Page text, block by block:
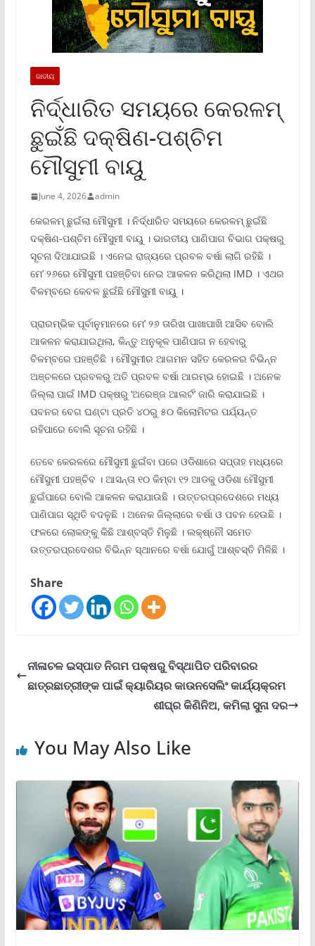
ଜାତୀୟ
ନିର୍ଦ୍ଧାରିତ ସମୟରେ କେରଳମ୍
ଛୁଇଁଛି ଦକ୍ଷିଣ-ପଶ୍ଚିମ
ମୌସୁମୀ ବାୟୁ
June 4, 2026 admin
କେରଳମ୍ ଛୁଇଁଲା ମୌସୁମୀ । ନିର୍ଦ୍ଧାରିତ ସମୟରେ କେରଳମ୍ ଛୁଇଁଛି
ଦକ୍ଷିଣ-ପଶ୍ଚିମ ମୌସୁମୀ ବାୟୁ । ଭାରତୀୟ ପାଣିପାଗ ବିଭାଗ ପକ୍ଷରୁ
ସୂଚନା ଦିଆଯାଇଛି । ଏନେଇ ରାଜ୍ୟରେ ପ୍ରବଳ ବର୍ଷା ଲାଗି ରହିଛି ।
ମେ’ ୨୬ରେ ମୌସୁମୀ ପହଞ୍ଚିବା ନେଇ ଆକଳନ କରିଥିଲା IMD । ଏଥର
ବିଳମ୍ବରେ କେବଳ ଛୁଇଁଛି ମୌସୁମୀ ବାୟୁ ।
ପ୍ରାରମ୍ଭିକ ପୂର୍ବାନୁମାନରେ ମେ’ ୨୬ ତାରିଖ ପାଖାପାଖି ଆସିବ ବୋଲି
ଆକଳନ କରାଯାଇଥିଲା, କିନ୍ତୁ ଅନୁକୂଳ ପାଣିପାଗ ନ ହେବାରୁ
ବିଳମ୍ବରେ ପହଞ୍ଚିଛି । ମୌସୁମୀର ଆଗମନ ସହିତ କେରଳର ବିଭିନ୍ନ
ଅଞ୍ଚଳରେ ପ୍ରବଳରୁ ଅତି ପ୍ରବଳ ବର୍ଷା ଆରମ୍ଭ ହୋଇଛି । ଅନେକ
ଜିଲ୍ଲା ପାଇଁ IMD ପକ୍ଷରୁ ‘ଅରେଞ୍ଜ ଆଲର୍ଟ’ ଜାରି କରାଯାଇଛି ।
ପବନର ବେଗ ଘଣ୍ଟା ପ୍ରତି ୪୦ରୁ ୫୦ କିଲୋମିଟର ପର୍ଯ୍ୟନ୍ତ
ରହିପାରେ ବୋଲି ସୂଚନା ରହିଛି ।
ତେବେ କେରଳରେ ମୌସୁମୀ ଛୁଇଁବା ପରେ ଓଡିଶାରେ ସପ୍ତାହ ମଧ୍ୟରେ
ମୌସୁମୀ ପହଞ୍ଚିବ । ଆସନ୍ତା ୧୦ କିମ୍ବା ୧୨ ଆଡକୁ ଓଡିଶା ମୌସୁମୀ
ଛୁଇଁପାରେ ବୋଲି ଆକଳନ କରାଯାଉଛି । ଉତ୍ତରପ୍ରଦେଶରେ ମଧ୍ୟ
ପାଣିପାଗ ସ୍ଥିତି ବଦଳୁଛି । ଅନେକ ଜିଲ୍ଲାରେ ବର୍ଷା ଓ ପବନ ହେଉଛି ।
ଫଳରେ ଲୋକଙ୍କୁ କିଛି ଆଶ୍ବସ୍ତି ମିଳୁଛି । ଲକ୍ଷ୍ନୌ ସମେତ
ଉତ୍ତରପ୍ରଦେଶର ବିଭିନ୍ନ ସ୍ଥାନରେ ବର୍ଷା ଯୋଗୁଁ ଆଶ୍ବସ୍ତି ମିଳିଛି ।
Share
ନୀଳାଚଳ ଇସ୍ପାତ ନିଗମ ପକ୍ଷରୁ ବିସ୍ଥାପିତ ପରିବାରର
ଛାତ୍ରଛାତ୍ରୀଙ୍କ ପାଇଁ କ୍ୟାରିୟର କାଉନସେଲିଂ କାର୍ଯ୍ୟକ୍ରମ
ଶୀଘ୍ର କିଣିନିଅ, କମିଲା ସୁନା ଦର
You May Also Like